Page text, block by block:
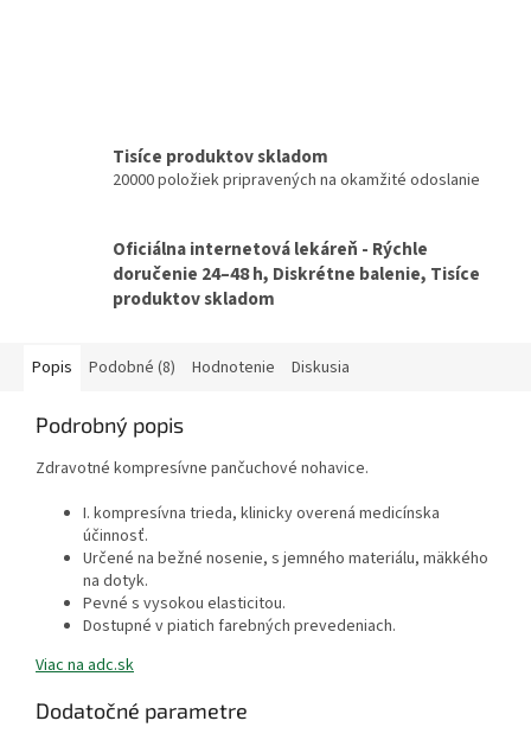
Tisíce produktov skladom
20000 položiek pripravených na okamžité odoslanie
Oficiálna internetová lekáreň - Rýchle
doručenie 24–48 h, Diskrétne balenie, Tisíce
produktov skladom
Popis Podobné (8) Hodnotenie Diskusia
Podrobný popis
Zdravotné kompresívne pančuchové nohavice.
I. kompresívna trieda, klinicky overená medicínska
účinnosť.
Určené na bežné nosenie, s jemného materiálu, mäkkého
na dotyk.
Pevné s vysokou elasticitou.
Dostupné v piatich farebných prevedeniach.
Viac na adc.sk
Dodatočné parametre